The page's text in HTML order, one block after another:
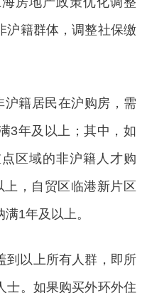
沪籍群体，调整社保缴
籍居民在沪购房，需
3年及以上；其中，如
区域的非沪籍人才购
，自贸区临港新片区
1年及以上。
以上所有人群，即所
士。如果购买外环外住